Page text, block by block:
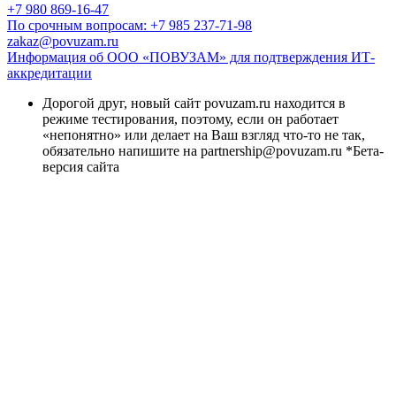
+7 980 869-16-47
По срочным вопросам: +7 985 237-71-98
zakaz@povuzam.ru
Информация об ООО «ПОВУЗАМ» для подтверждения ИТ-
аккредитации
Дорогой друг, новый сайт povuzam.ru находится в
режиме тестирования, поэтому, если он работает
«непонятно» или делает на Ваш взгляд что-то не так,
обязательно напишите на partnership@povuzam.ru *Бета-
версия сайта